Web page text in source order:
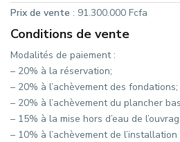
Prix de vente : 91.300.000 Fcfa
Conditions de vente
Modalités de paiement :
– 20% à la réservation;
– 20% à l’achèvement des fondations;
– 20% à l’achèvement du plancher
– 15% à la mise hors d’eau de
– 10% à l’achèvement de